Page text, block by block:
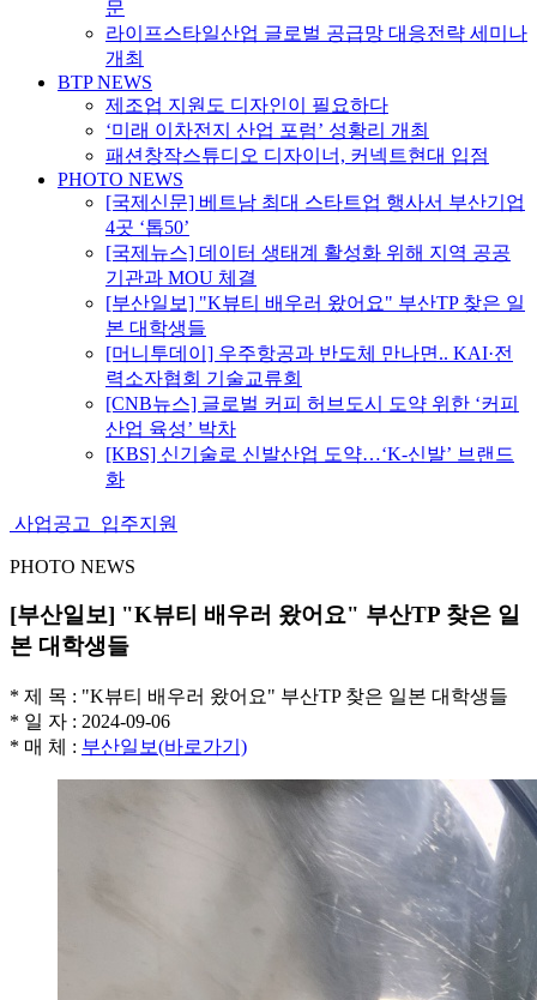
문
라이프스타일산업 글로벌 공급망 대응전략 세미나
개최
BTP NEWS
제조업 지원도 디자인이 필요하다
‘미래 이차전지 산업 포럼’ 성황리 개최
패션창작스튜디오 디자이너, 커넥트현대 입점
PHOTO NEWS
[국제신문] 베트남 최대 스타트업 행사서 부산기업
4곳 ‘톱50’
[국제뉴스] 데이터 생태계 활성화 위해 지역 공공
기관과 MOU 체결
[부산일보] "K뷰티 배우러 왔어요" 부산TP 찾은 일
본 대학생들
[머니투데이] 우주항공과 반도체 만나면.. KAI·전
력소자협회 기술교류회
[CNB뉴스] 글로벌 커피 허브도시 도약 위한 ‘커피
산업 육성’ 박차
[KBS] 신기술로 신발산업 도약…‘K-신발’ 브랜드
화
사업공고 입주지원
PHOTO NEWS
[부산일보] "K뷰티 배우러 왔어요" 부산TP 찾은 일
본 대학생들
* 제 목 : "K뷰티 배우러 왔어요" 부산TP 찾은 일본 대학생들
* 일 자 : 2024-09-06
* 매 체 : 부산일보(바로가기)